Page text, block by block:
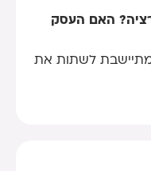
האם העסק
לשתות את